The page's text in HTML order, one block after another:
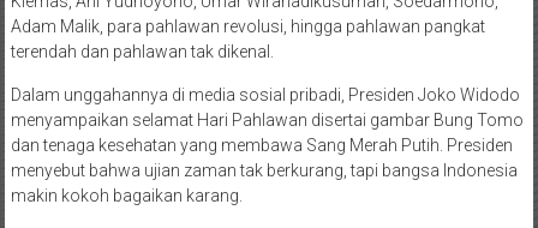
Adam Malik, para pahlawan revolusi, hingga pahlawan pangkat
terendah dan pahlawan tak dikenal.
Dalam unggahannya di media sosial pribadi, Presiden Joko Widodo
menyampaikan selamat Hari Pahlawan disertai gambar Bung Tomo
dan tenaga kesehatan yang membawa Sang Merah Putih. Presiden
menyebut bahwa ujian zaman tak berkurang, tapi bangsa Indonesia
makin kokoh bagaikan karang.